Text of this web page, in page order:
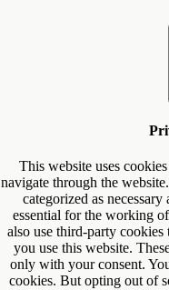
This website uses
navigate through the
categorized as
essential for the working
also use third-party
you use this website.
only with your consent.
cookies. But opting out of